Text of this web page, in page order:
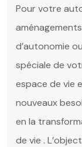
Pour votre
d’autonomie
spéciale de
espace de vie
nouveaux
en la
de vie .